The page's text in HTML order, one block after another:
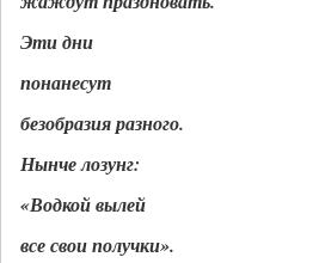
Эти дни
понанесут
безобразия разного.
Нынче лозунг:
«Водкой вылей
все свои получки».